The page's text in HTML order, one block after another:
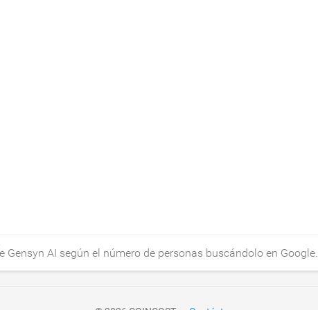
AI según el número de personas buscándolo en Google.